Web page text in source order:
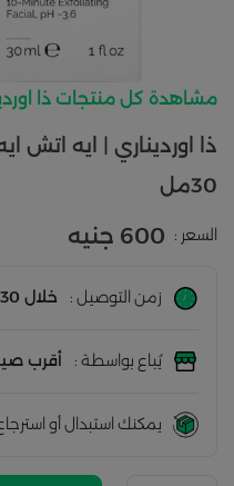
مشاهدة كل منتجات ذا
ذا اورديناري | ايه اتش
30مل
السعر : 600 جنيه
زمن التوصيل : خلال 30-60 دقيقة
يُباع بواسطة : أقرب
يمكنك استبدال أو